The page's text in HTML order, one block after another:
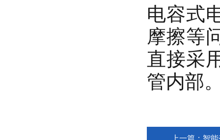
电容式
摩擦等
直接采
管内部
上一篇： 智